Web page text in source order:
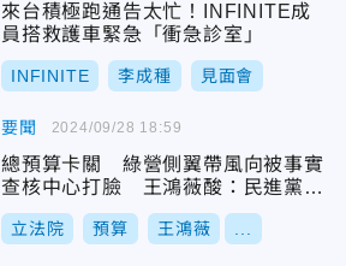
來台積極跑通告太忙！INFINITE成
員搭救護車緊急「衝急診室」
INFINITE 李成種 見面會
要聞
總預算卡關 綠營側翼帶風向被事實
查核中心打臉 王鴻薇酸：民進黨又
輸不起了
立法院 預算 王鴻薇
2024/09/28 18:59